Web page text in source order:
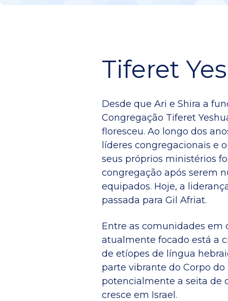
Tiferet
Desde que Ari e Shira a
Congregação Tiferet
floresceu. Ao longo dos
líderes congregacionais e
seus próprios ministérios
congregação após serem
equipados. Hoje, a
passada para Gil Afriat.
Entre as comunidades em
atualmente focado está a
de etíopes de língua
parte vibrante do Corpo do
potencialmente a seita de
cresce em Israel.